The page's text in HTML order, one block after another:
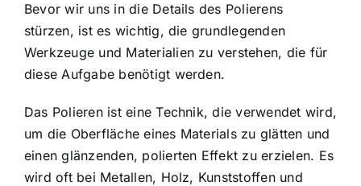
Bevor wir uns in die Details des Polierens
stürzen, ist es wichtig, die grundlegenden
Werkzeuge und Materialien zu verstehen, die für
diese Aufgabe benötigt werden.
Das Polieren ist eine Technik, die verwendet wird,
um die Oberfläche eines Materials zu glätten und
einen glänzenden, polierten Effekt zu erzielen. Es
wird oft bei Metallen, Holz, Kunststoffen und